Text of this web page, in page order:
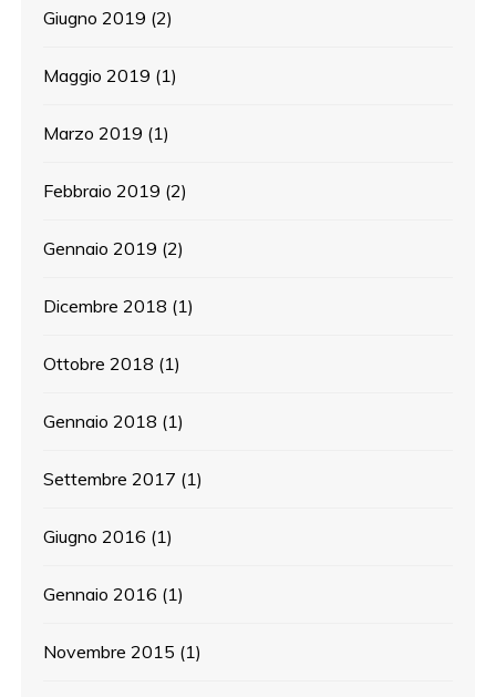
Giugno 2019 (2)
Maggio 2019 (1)
Marzo 2019 (1)
Febbraio 2019 (2)
Gennaio 2019 (2)
Dicembre 2018 (1)
Ottobre 2018 (1)
Gennaio 2018 (1)
Settembre 2017 (1)
Giugno 2016 (1)
Gennaio 2016 (1)
Novembre 2015 (1)